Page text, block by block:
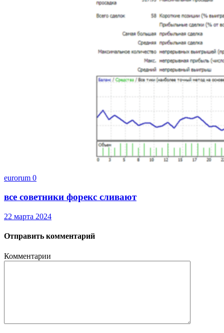
eurorum 0
все советники форекс сливают
22 марта 2024
Отправить комментарий
Комментарии